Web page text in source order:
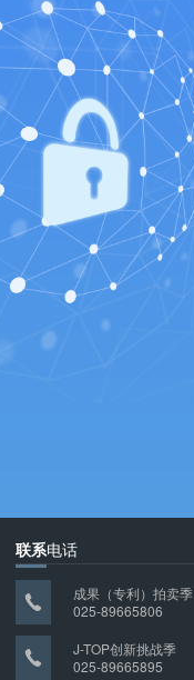
联系电话
成果（专利）拍卖季
025-89665806
J-TOP创新挑战季
025-89665895